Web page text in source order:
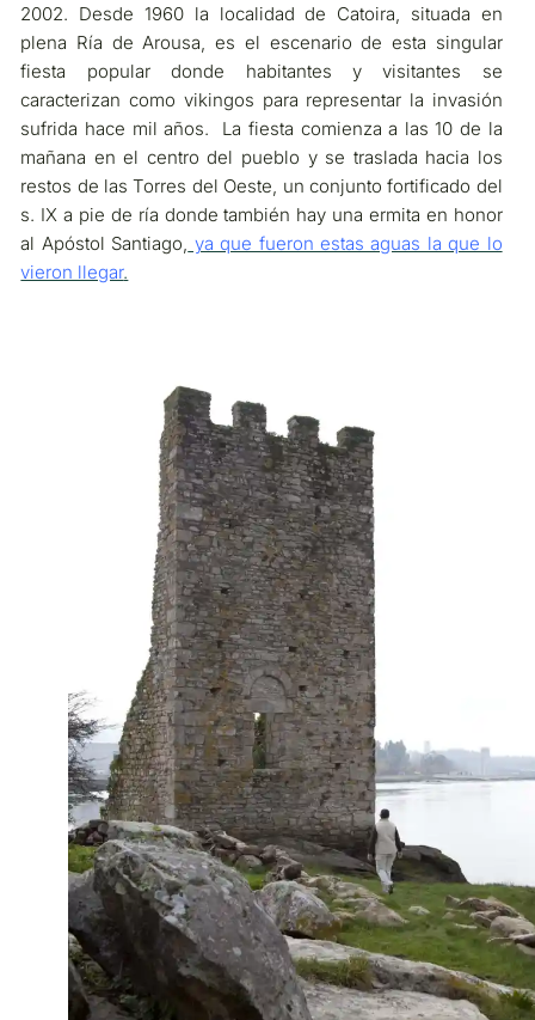
2002. Desde 1960 la localidad de Catoira, situada en
plena Ría de Arousa, es el escenario de esta singular
fiesta popular donde habitantes y visitantes se
caracterizan como vikingos para representar la invasión
sufrida hace mil años. La fiesta comienza a las 10 de la
mañana en el centro del pueblo y se traslada hacia los
restos de las Torres del Oeste, un conjunto fortificado del
s. IX a pie de ría donde también hay una ermita en honor
al Apóstol Santiago, ya que fueron estas aguas la que lo
vieron llegar.